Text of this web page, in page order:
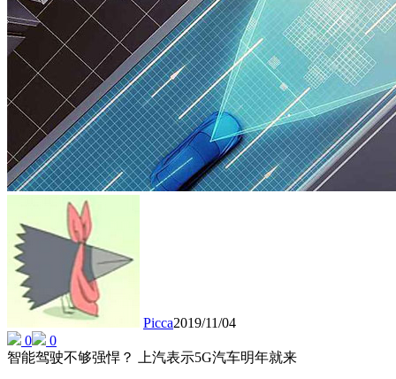
Picca2019/11/04
0
0
智能驾驶不够强悍？ 上汽表示5G汽车明年就来